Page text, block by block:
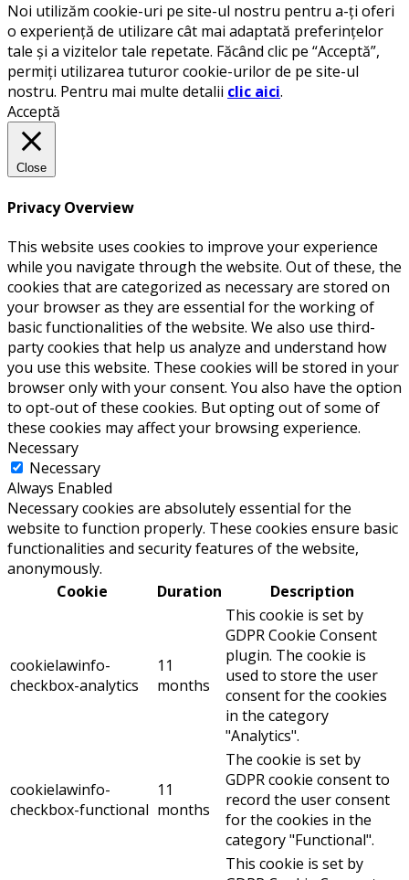
Noi utilizăm cookie-uri pe site-ul nostru pentru a-ți oferi
o experiență de utilizare cât mai adaptată preferințelor
tale și a vizitelor tale repetate. Făcând clic pe “Acceptă”,
permiți utilizarea tuturor cookie-urilor de pe site-ul
nostru. Pentru mai multe detalii clic aici.
Acceptă
Close
Privacy Overview
This website uses cookies to improve your experience
while you navigate through the website. Out of these, the
cookies that are categorized as necessary are stored on
your browser as they are essential for the working of
basic functionalities of the website. We also use third-
party cookies that help us analyze and understand how
you use this website. These cookies will be stored in your
browser only with your consent. You also have the option
to opt-out of these cookies. But opting out of some of
these cookies may affect your browsing experience.
Necessary
Necessary
Always Enabled
Necessary cookies are absolutely essential for the
website to function properly. These cookies ensure basic
functionalities and security features of the website,
anonymously.
Cookie
Duration Description
cookielawinfo-
checkbox-analytics
11
months
This cookie is set by
GDPR Cookie Consent
plugin. The cookie is
used to store the user
consent for the cookies
in the category
"Analytics".
cookielawinfo-
checkbox-functional
11
months
The cookie is set by
GDPR cookie consent to
record the user consent
for the cookies in the
category "Functional".
This cookie is set by